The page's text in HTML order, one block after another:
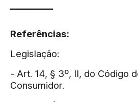
▔▔▔▔▔▔
Referências:
Legislação:
- Art. 14, § 3º, II, do Código
Consumidor.